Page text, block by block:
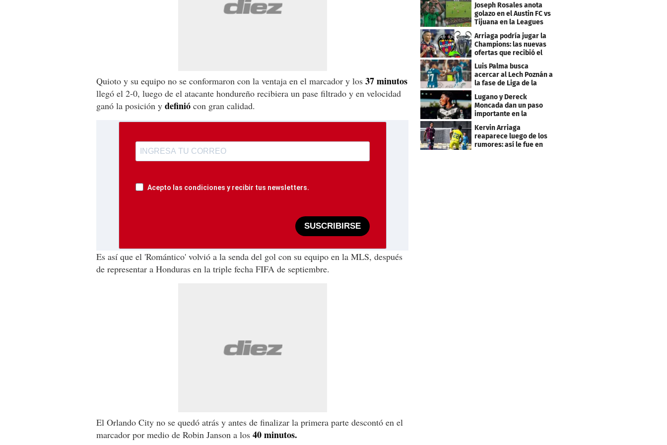
Quioto y su equipo no se conformaron con la ventaja en el marcador y los 37 minutos
llegó el 2-0, luego de el atacante hondureño recibiera un pase filtrado y en velocidad
ganó la posición y definió con gran calidad.
Acepto las condiciones y recibir tus newsletters.
SUSCRIBIRSE
Es así que el 'Romántico' volvió a la senda del gol con su equipo en la MLS, después
de representar a Honduras en la triple fecha FIFA de septiembre.
El Orlando City no se quedó atrás y antes de finalizar la primera parte descontó en el
marcador por medio de Robin Janson a los 40 minutos.
Joseph Rosales anota
golazo en el Austin FC vs
Tijuana en la Leagues
Cup
Arriaga podría jugar la
Champions: las nuevas
ofertas que recibió el
Levante
Luis Palma busca
acercar al Lech Poznán a
la fase de Liga de la
Lugano y Dereck
Moncada dan un paso
importante en la
Conference League
Kervin Arriaga
reaparece luego de los
rumores: así le fue en